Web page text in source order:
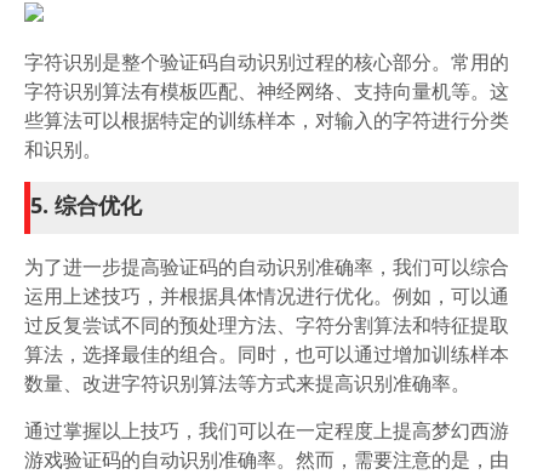
字符识别是整个验证码自动识别过程的核心部分。常用的
字符识别算法有模板匹配、神经网络、支持向量机等。这
些算法可以根据特定的训练样本，对输入的字符进行分类
和识别。
5. 综合优化
为了进一步提高验证码的自动识别准确率，我们可以综合
运用上述技巧，并根据具体情况进行优化。例如，可以通
过反复尝试不同的预处理方法、字符分割算法和特征提取
算法，选择最佳的组合。同时，也可以通过增加训练样本
数量、改进字符识别算法等方式来提高识别准确率。
通过掌握以上技巧，我们可以在一定程度上提高梦幻西游
游戏验证码的自动识别准确率。然而，需要注意的是，由